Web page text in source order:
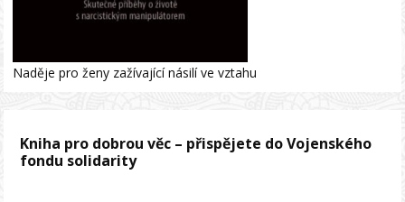
Naděje pro ženy zažívající násilí ve vztahu
Kniha pro dobrou věc – přispějete do Vojenského
fondu solidarity